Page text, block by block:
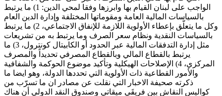
الواجب على لبنان القيام بها وابرزها وفقا لمحي الدين: 1) ما يرتبط
بالسياسات المالية العامة ومقوماتها المختلفة وإدارة الدين العام
وكل ما يتعلّق بإعطاء الأولوية اللازمة للإنفاق الاجتماعي، 2) ما يرتبط
بالسياسات النقدية ونظام سعر الصرف وما يرتبط به من تشريعات
مثل إدارة التدفقات المالية عبر الحدود أو الكابيتال كونترول، 3) ما
يرتبط بالقطاع المالي وبالقطاع المصرفي تحديداً والمصرف
المركزي، 4) الإصلاحات الهيكلية وتأكيد موضوع الحوكمة والشفافية
والأمور القطاعية ذات الأولوية التي تحددها الدولة، وهو ايضا ما
ذكرته صحيفة الاخبار التي نقلت عن مصادر ان ما تسرّب من
كواليس النقاش بين فريقَي ميقاتي وصندوق النقد الدولي أن هناك